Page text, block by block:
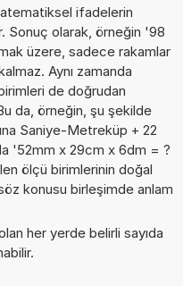
ifadelerin
Sonuç olarak, örneğin '98
üzere, sadece rakamlar
Aynı zamanda
de doğrudan
da, örneğin, şu şekilde
Saniye-Metreküp + 22
'52mm x 29cm x 6dm = ?
ölçü birimlerinin doğal
konusu birleşimde anlam
her yerde belirli sayıda